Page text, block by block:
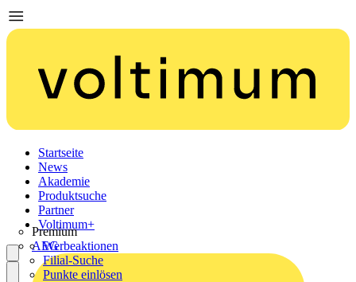
Startseite
News
Akademie
Produktsuche
Partner
Premium
AEG
Voltimum+
Werbeaktionen
Filial-Suche
Punkte einlösen